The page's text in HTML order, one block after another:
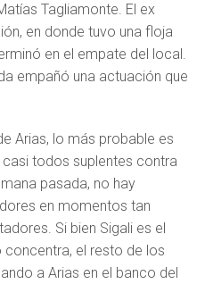
Tagliamonte. El ex
en donde tuvo una floja
en el empate del local.
empañó una actuación que
Arias, lo más probable es
todos suplentes contra
pasada, no hay
en momentos tan
Si bien Sigali es el
el resto de los
a Arias en el banco del